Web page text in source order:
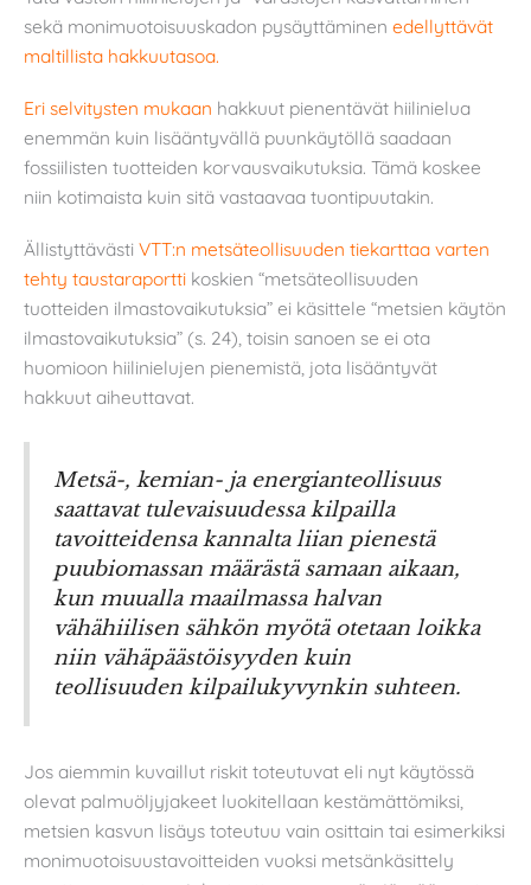
sekä monimuotoisuuskadon pysäyttäminen edellyttävät
maltillista hakkuutasoa.
Eri selvitysten mukaan hakkuut pienentävät hiilinielua
enemmän kuin lisääntyvällä puunkäytöllä saadaan
fossiilisten tuotteiden korvausvaikutuksia. Tämä koskee
niin kotimaista kuin sitä vastaavaa tuontipuutakin.
Ällistyttävästi VTT:n metsäteollisuuden tiekarttaa varten
tehty taustaraportti koskien “metsäteollisuuden
tuotteiden ilmastovaikutuksia” ei käsittele “metsien käytön
ilmastovaikutuksia” (s. 24), toisin sanoen se ei ota
huomioon hiilinielujen pienemistä, jota lisääntyvät
hakkuut aiheuttavat.
Metsä-, kemian- ja energianteollisuus
saattavat tulevaisuudessa kilpailla
tavoitteidensa kannalta liian pienestä
puubiomassan määrästä samaan aikaan,
kun muualla maailmassa halvan
vähähiilisen sähkön myötä otetaan loikka
niin vähäpäästöisyyden kuin
teollisuuden kilpailukyvynkin suhteen.
Jos aiemmin kuvaillut riskit toteutuvat eli nyt käytössä
olevat palmuöljyjakeet luokitellaan kestämättömiksi,
metsien kasvun lisäys toteutuu vain osittain tai esimerkiksi
monimuotoisuustavoitteiden vuoksi metsänkäsittely